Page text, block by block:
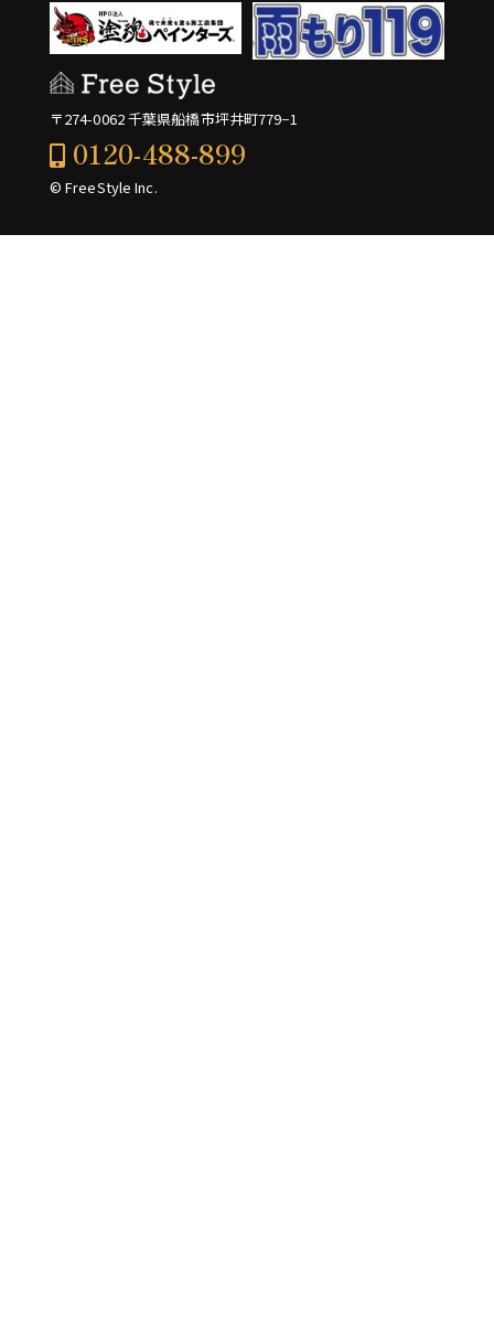
〒274-0062 千葉県船橋市坪井町779−1
0120-488-899
© FreeStyle Inc.